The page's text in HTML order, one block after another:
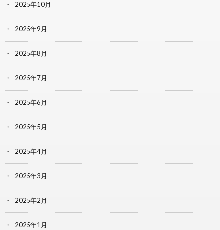
2025年10月
2025年9月
2025年8月
2025年7月
2025年6月
2025年5月
2025年4月
2025年3月
2025年2月
2025年1月